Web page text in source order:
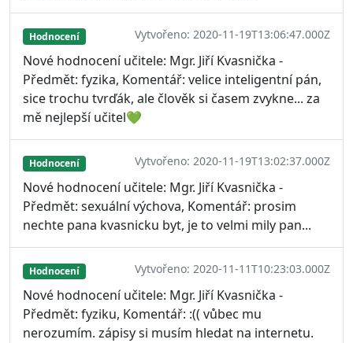
Hodnocení Vytvořeno: 2020-11-19T13:06:47.000Z
Nové hodnocení učitele: Mgr. Jiří Kvasnička -
Předmět: fyzika, Komentář: velice inteligentní pán,
sice trochu tvrďák, ale člověk si časem zvykne... za
mě nejlepší učitel💚
Hodnocení Vytvořeno: 2020-11-19T13:02:37.000Z
Nové hodnocení učitele: Mgr. Jiří Kvasnička -
Předmět: sexuální výchova, Komentář: prosim
nechte pana kvasnicku byt, je to velmi mily pan...
Hodnocení Vytvořeno: 2020-11-11T10:23:03.000Z
Nové hodnocení učitele: Mgr. Jiří Kvasnička -
Předmět: fyziku, Komentář: :(( vůbec mu
nerozumím. zápisy si musím hledat na internetu.